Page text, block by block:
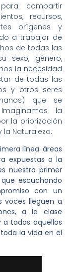
compartir
recursos,
orígenes y
a trabajar de
de todas las
sexo, género,
la necesidad
de todas las
y otros seres
que se
la
la priorización
Naturaleza.
línea: áreas
expuestas a la
nuestro primer
escuchando
con un
voces lleguen a
a la clase
a todos aquellos
la vida en el